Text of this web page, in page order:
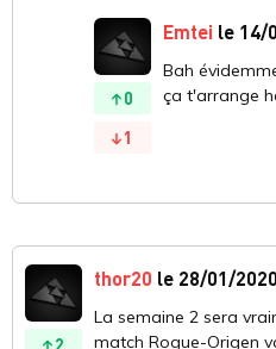
0
1
Emtei le 14/
Bah
ça t'arrange
2
thor20 le 28/01/
La semaine 2 sera
match Rogue-Origen